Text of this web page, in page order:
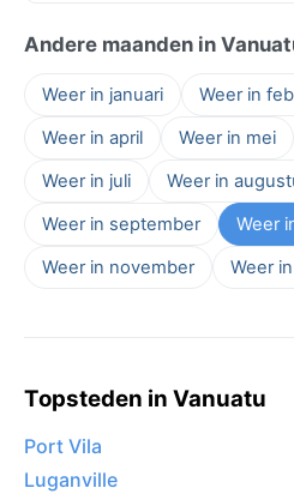
Andere maanden in
Weer in januari Weer in
Weer in april
Weer in mei
Weer in juli
Weer in
Weer in september
Weer
Weer in november
Weer
Topsteden in Vanuatu
Port Vila
Luganville